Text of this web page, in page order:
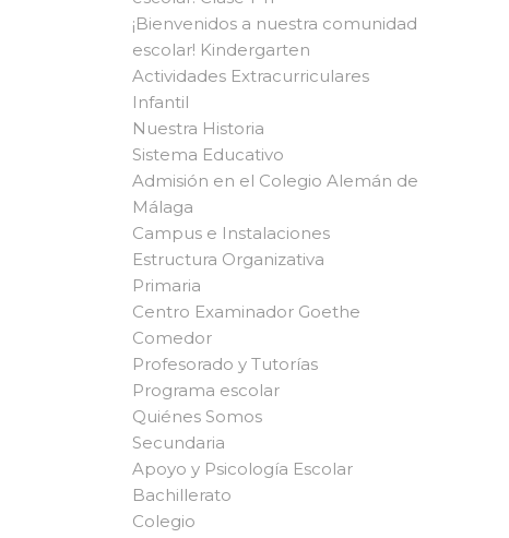
¡Bienvenidos a nuestra comunidad
escolar! Kindergarten
Actividades Extracurriculares
Infantil
Nuestra Historia
Sistema Educativo
Admisión en el Colegio Alemán de
Málaga
Campus e Instalaciones
Estructura Organizativa
Primaria
Centro Examinador Goethe
Comedor
Profesorado y Tutorías
Programa escolar
Quiénes Somos
Secundaria
Apoyo y Psicología Escolar
Bachillerato
Colegio